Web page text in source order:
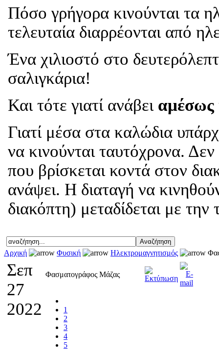
Πόσο γρήγορα κινούνται τα
τελευταία διαρρέονται από
Ένα χιλιοστό στο
σαλιγκάρια!
Και τότε γιατί ανάβει αμέσως
Γιατί μέσα στα καλώδια
να κινούνται ταυτόχρονα.
που βρίσκεται κοντά στον
ανάψει. Η διαταγή να
διακόπτη) μεταδίδεται με
Αρχική Φυσική Ηλεκτρομαγνητισμός
Σεπ
27
2022
Φασματογράφος Μάζας
1
2
3
4
5